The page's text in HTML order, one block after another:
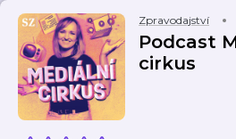
Zpravodajství
Podcast
cirkus